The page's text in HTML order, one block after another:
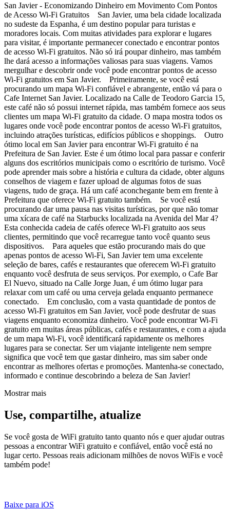
San Javier - Economizando Dinheiro em Movimento Com Pontos
de Acesso Wi-Fi Gratuitos San Javier, uma bela cidade localizada
no sudeste da Espanha, é um destino popular para turistas e
moradores locais. Com muitas atividades para explorar e lugares
para visitar, é importante permanecer conectado e encontrar pontos
de acesso Wi-Fi gratuitos. Não só irá poupar dinheiro, mas também
lhe dará acesso a informações valiosas para suas viagens. Vamos
mergulhar e descobrir onde você pode encontrar pontos de acesso
Wi-Fi gratuitos em San Javier. Primeiramente, se você está
procurando um mapa Wi-Fi confiável e abrangente, então vá para o
Cafe Internet San Javier. Localizado na Calle de Teodoro Garcia 15,
este café não só possui internet rápida, mas também fornece aos seus
clientes um mapa Wi-Fi gratuito da cidade. O mapa mostra todos os
lugares onde você pode encontrar pontos de acesso Wi-Fi gratuitos,
incluindo atrações turísticas, edifícios públicos e shoppings. Outro
ótimo local em San Javier para encontrar Wi-Fi gratuito é na
Prefeitura de San Javier. Este é um ótimo local para passar e conferir
alguns dos escritórios municipais como o escritório de turismo. Você
pode aprender mais sobre a história e cultura da cidade, obter alguns
conselhos de viagem e fazer upload de algumas fotos de suas
viagens, tudo de graça. Há um café aconchegante bem em frente à
Prefeitura que oferece Wi-Fi gratuito também. Se você está
procurando dar uma pausa nas visitas turísticas, por que não tomar
uma xícara de café na Starbucks localizada na Avenida del Mar 4?
Esta conhecida cadeia de cafés oferece Wi-Fi gratuito aos seus
clientes, permitindo que você recarregue tanto você quanto seus
dispositivos. Para aqueles que estão procurando mais do que
apenas pontos de acesso Wi-Fi, San Javier tem uma excelente
seleção de bares, cafés e restaurantes que oferecem Wi-Fi gratuito
enquanto você desfruta de seus serviços. Por exemplo, o Cafe Bar
El Nuevo, situado na Calle Jorge Juan, é um ótimo lugar para
relaxar com um café ou uma cerveja gelada enquanto permanece
conectado. Em conclusão, com a vasta quantidade de pontos de
acesso Wi-Fi gratuitos em San Javier, você pode desfrutar de suas
viagens enquanto economiza dinheiro. Você pode encontrar Wi-Fi
gratuito em muitas áreas públicas, cafés e restaurantes, e com a ajuda
de um mapa Wi-Fi, você identificará rapidamente os melhores
lugares para se conectar. Ser um viajante inteligente nem sempre
significa que você tem que gastar dinheiro, mas sim saber onde
encontrar as melhores ofertas e promoções. Mantenha-se conectado,
informado e continue descobrindo a beleza de San Javier!
Mostrar mais
Use, compartilhe, atualize
Se você gosta de WiFi gratuito tanto quanto nós e quer ajudar outras
pessoas a encontrar WiFi gratuito e confiável, então você está no
lugar certo. Pessoas reais adicionam milhões de novos WiFis e você
também pode!
Baixe para iOS